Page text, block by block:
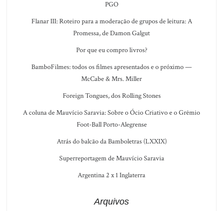
PGO
Flanar III: Roteiro para a moderação de grupos de leitura: A
Promessa, de Damon Galgut
Por que eu compro livros?
BamboFilmes: todos os filmes apresentados e o próximo —
McCabe & Mrs. Miller
Foreign Tongues, dos Rolling Stones
A coluna de Mauvício Saravia: Sobre o Ócio Criativo e o Grêmio
Foot-Ball Porto-Alegrense
Atrás do balcão da Bamboletras (LXXIX)
Superreportagem de Mauvício Saravia
Argentina 2 x 1 Inglaterra
Arquivos